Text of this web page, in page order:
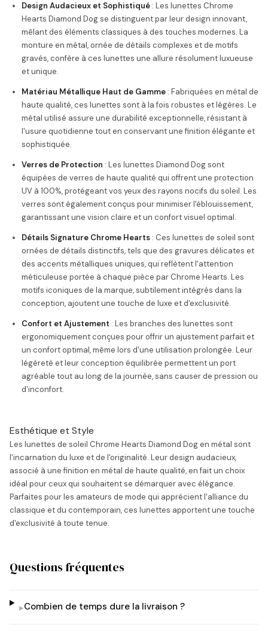
Design Audacieux et Sophistiqué : Les lunettes Chrome
Hearts Diamond Dog se distinguent par leur design innovant,
mêlant des éléments classiques à des touches modernes. La
monture en métal, ornée de détails complexes et de motifs
gravés, confère à ces lunettes une allure résolument luxueuse
et unique.
Matériau Métallique Haut de Gamme : Fabriquées en métal de
haute qualité, ces lunettes sont à la fois robustes et légères. Le
métal utilisé assure une durabilité exceptionnelle, résistant à
l'usure quotidienne tout en conservant une finition élégante et
sophistiquée.
Verres de Protection : Les lunettes Diamond Dog sont
équipées de verres de haute qualité qui offrent une protection
UV à 100%, protégeant vos yeux des rayons nocifs du soleil. Les
verres sont également conçus pour minimiser l'éblouissement,
garantissant une vision claire et un confort visuel optimal.
Détails Signature Chrome Hearts : Ces lunettes de soleil sont
ornées de détails distinctifs, tels que des gravures délicates et
des accents métalliques uniques, qui reflètent l'attention
méticuleuse portée à chaque pièce par Chrome Hearts. Les
motifs iconiques de la marque, subtilement intégrés dans la
conception, ajoutent une touche de luxe et d'exclusivité.
Confort et Ajustement : Les branches des lunettes sont
ergonomiquement conçues pour offrir un ajustement parfait et
un confort optimal, même lors d'une utilisation prolongée. Leur
légèreté et leur conception équilibrée permettent un port
agréable tout au long de la journée, sans causer de pression ou
d'inconfort.
Esthétique et Style
Les lunettes de soleil Chrome Hearts Diamond Dog en métal sont
l'incarnation du luxe et de l'originalité. Leur design audacieux,
associé à une finition en métal de haute qualité, en fait un choix
idéal pour ceux qui souhaitent se démarquer avec élégance.
Parfaites pour les amateurs de mode qui apprécient l'alliance du
classique et du contemporain, ces lunettes apportent une touche
d'exclusivité à toute tenue.
Questions fréquentes
▸Combien de temps dure la livraison ?